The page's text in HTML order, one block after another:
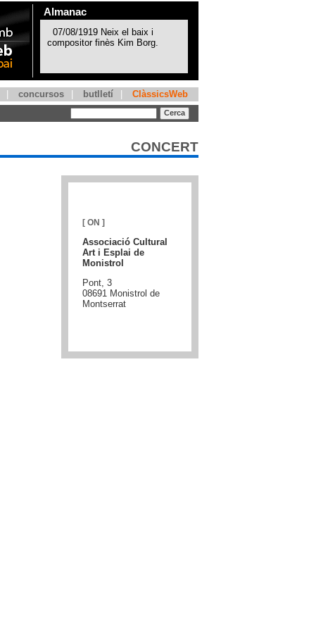
Almanac
concursos butlletí
ClàssicsWeb
CONCERT
[ ON ]
Associació Cultural
Art i Esplai de
Monistrol
Pont, 3
08691 Monistrol de
Montserrat